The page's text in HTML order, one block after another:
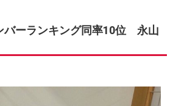
バーランキング同率10位 永山